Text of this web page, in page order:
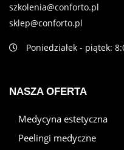
szkolenia@conforto.pl
sklep@conforto.pl
Poniedziałek - piątek:
NASZA OFERTA
Medycyna estetyczna
Peelingi medyczne